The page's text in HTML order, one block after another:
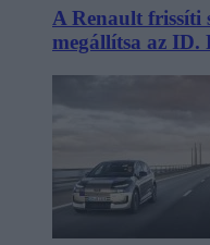
A Renault frissíti
megállítsa az ID.